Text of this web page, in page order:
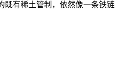
有稀土管制，依然像一条铁链